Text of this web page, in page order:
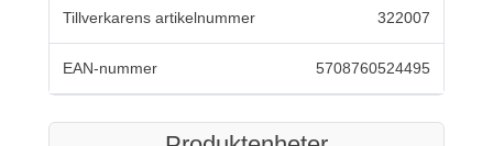
Tillverkarens artikelnummer 322007
EAN-nummer 5708760524495